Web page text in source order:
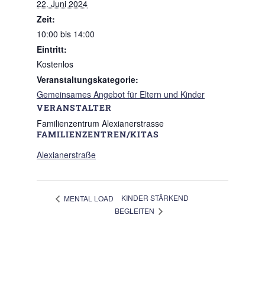
22. Juni 2024
Zeit:
10:00 bis 14:00
Eintritt:
Kostenlos
Veranstaltungskategorie:
Gemeinsames Angebot für Eltern und Kinder
VERANSTALTER
Familienzentrum Alexianerstrasse
FAMILIENZENTREN/KITAS
Alexianerstraße
MENTAL LOAD
KINDER STÄRKEND
BEGLEITEN